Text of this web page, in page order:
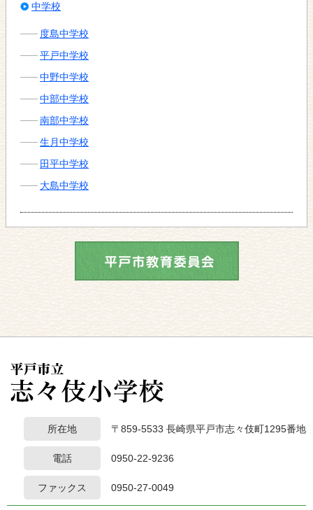
中学校
度島中学校
平戸中学校
中野中学校
中部中学校
南部中学校
生月中学校
田平中学校
大島中学校
所在地 〒859-5533 長崎県平戸市志々伎町1295番地
電話 0950-22-9236
ファックス 0950-27-0049